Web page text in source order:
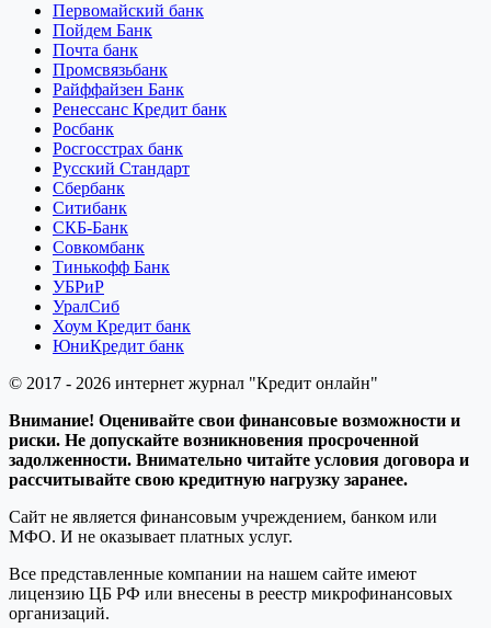
Первомайский банк
Пойдем Банк
Почта банк
Промсвязьбанк
Райффайзен Банк
Ренессанс Кредит банк
Росбанк
Росгосстрах банк
Русский Стандарт
Сбербанк
Ситибанк
СКБ-Банк
Совкомбанк
Тинькофф Банк
УБРиР
УралСиб
Хоум Кредит банк
ЮниКредит банк
© 2017 - 2026 интернет журнал "Кредит онлайн"
Внимание! Оценивайте свои финансовые возможности и
риски. Не допускайте возникновения просроченной
задолженности. Внимательно читайте условия договора и
рассчитывайте свою кредитную нагрузку заранее.
Сайт не является финансовым учреждением, банком или
МФО. И не оказывает платных услуг.
Все представленные компании на нашем сайте имеют
лицензию ЦБ РФ или внесены в реестр микрофинансовых
организаций.